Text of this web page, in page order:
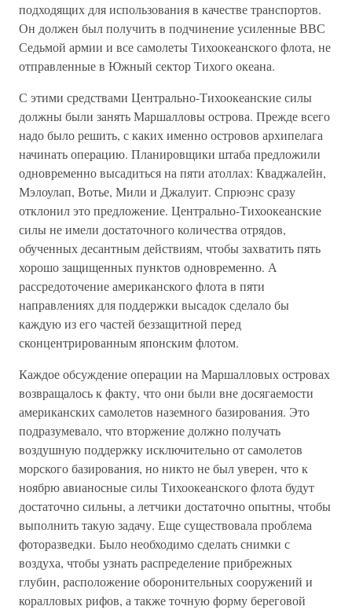
подходящих для использования в качестве транспортов.
Он должен был получить в подчинение усиленные ВВС
Седьмой армии и все самолеты Тихоокеанского флота, не
отправленные в Южный сектор Тихого океана.
С этими средствами Центрально-Тихоокеанские силы
должны были занять Маршалловы острова. Прежде всего
надо было решить, с каких именно островов архипелага
начинать операцию. Планировщики штаба предложили
одновременно высадиться на пяти атоллах: Кваджалейн,
Мэлоулап, Вотье, Мили и Джалуит. Спрюэнс сразу
отклонил это предложение. Центрально-Тихоокеанские
силы не имели достаточного количества отрядов,
обученных десантным действиям, чтобы захватить пять
хорошо защищенных пунктов одновременно. А
рассредоточение американского флота в пяти
направлениях для поддержки высадок сделало бы
каждую из его частей беззащитной перед
сконцентрированным японским флотом.
Каждое обсуждение операции на Маршалловых островах
возвращалось к факту, что они были вне досягаемости
американских самолетов наземного базирования. Это
подразумевало, что вторжение должно получать
воздушную поддержку исключительно от самолетов
морского базирования, но никто не был уверен, что к
ноябрю авианосные силы Тихоокеанского флота будут
достаточно сильны, а летчики достаточно опытны, чтобы
выполнить такую задачу. Еще существовала проблема
фоторазведки. Было необходимо сделать снимки с
воздуха, чтобы узнать распределение прибрежных
глубин, расположение оборонительных сооружений и
коралловых рифов, а также точную форму береговой